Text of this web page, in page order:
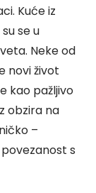
Kuće iz
se u
Neke od
novi život
kao pažljivo
obzira na
–
s